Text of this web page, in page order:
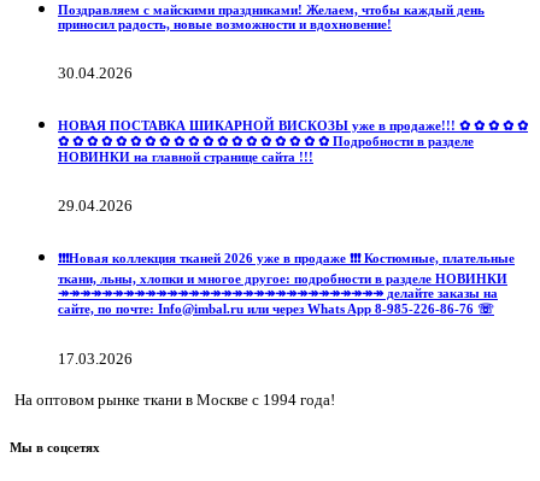
Поздравляем с майскими праздниками! Желаем, чтобы каждый день
приносил радость, новые возможности и вдохновение!
30.04.2026
НОВАЯ ПОСТАВКА ШИКАРНОЙ ВИСКОЗЫ уже в продаже!!! ✿ ✿ ✿ ✿ ✿
✿ ✿ ✿ ✿ ✿ ✿ ✿ ✿ ✿ ✿ ✿ ✿ ✿ ✿ ✿ ✿ ✿ ✿ ✿ Подробности в разделе
НОВИНКИ на главной странице сайта !!!
29.04.2026
❗️❗️❗️Новая коллекция тканей 2026 уже в продаже ❗️❗️❗️ Костюмные, плательные
ткани, льны, хлопки и многое другое: подробности в разделе НОВИНКИ
↠↠↠↠↠↠↠↠↠↠↠↠↠↠↠↠↠↠↠↠↠↠↠↠↠↠↠↠↠↠ делайте заказы на
сайте, по почте: Info@imbal.ru или через Whats App 8-985-226-86-76 ☏
17.03.2026
На оптовом рынке ткани в Москве с 1994 года!
Мы в соцсетях